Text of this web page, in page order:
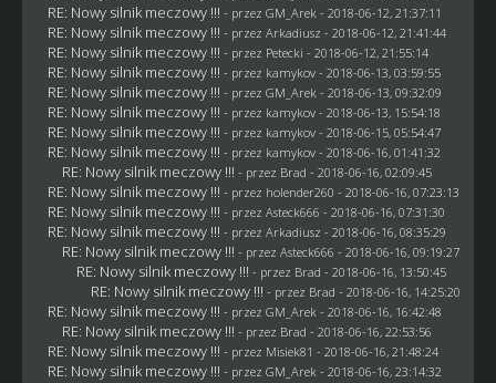
RE: Nowy silnik meczowy !!! - przez GM_Arek - 2018-06-12, 21:37:11
RE: Nowy silnik meczowy !!! - przez Arkadiusz - 2018-06-12, 21:41:44
RE: Nowy silnik meczowy !!! - przez Petecki - 2018-06-12, 21:55:14
RE: Nowy silnik meczowy !!! - przez kamykov- 2018-06-13, 03:59:55
RE: Nowy silnik meczowy !!! - przez GM_Arek - 2018-06-13, 09:32:09
RE: Nowy silnik meczowy !!! - przez kamykov- 2018-06-13, 15:54:18
RE: Nowy silnik meczowy !!! - przez kamykov- 2018-06-15, 05:54:47
RE: Nowy silnik meczowy !!! - przez kamykov- 2018-06-16, 01:41:32
RE: Nowy silnik meczowy !!! - przez Brad - 2018-06-16, 02:09:45
RE: Nowy silnik meczowy !!! - przez holender260 - 2018-06-16, 07:23:13
RE: Nowy silnik meczowy !!! - przez Asteck666 - 2018-06-16, 07:31:30
RE: Nowy silnik meczowy !!! - przez Arkadiusz - 2018-06-16, 08:35:29
RE: Nowy silnik meczowy !!! - przez Asteck666 - 2018-06-16, 09:19:27
RE: Nowy silnik meczowy !!! - przez Brad - 2018-06-16, 13:50:45
RE: Nowy silnik meczowy !!! - przez Brad - 2018-06-16, 14:25:20
RE: Nowy silnik meczowy !!! - przez GM_Arek - 2018-06-16, 16:42:48
RE: Nowy silnik meczowy !!! - przez Brad - 2018-06-16, 22:53:56
RE: Nowy silnik meczowy !!! - przez Misiek81 - 2018-06-16, 21:48:24
RE: Nowy silnik meczowy !!! - przez GM_Arek - 2018-06-16, 23:14:32